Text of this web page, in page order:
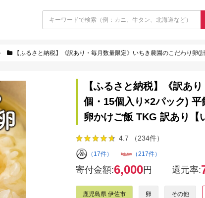
【ふるさと納税】《訳あり・毎月数量限定》いちき農園のこだわり卵(計30個・15個入
【ふるさと納税】《訳あ
個・15個入り×2パック)
卵かけご飯 TKG 訳あり【
4.7 （234件）
（17件） （217件）
寄付金額:6,000円 還元率:
鹿児島県 伊佐市 卵 その他